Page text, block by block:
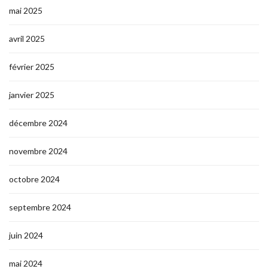
mai 2025
avril 2025
février 2025
janvier 2025
décembre 2024
novembre 2024
octobre 2024
septembre 2024
juin 2024
mai 2024